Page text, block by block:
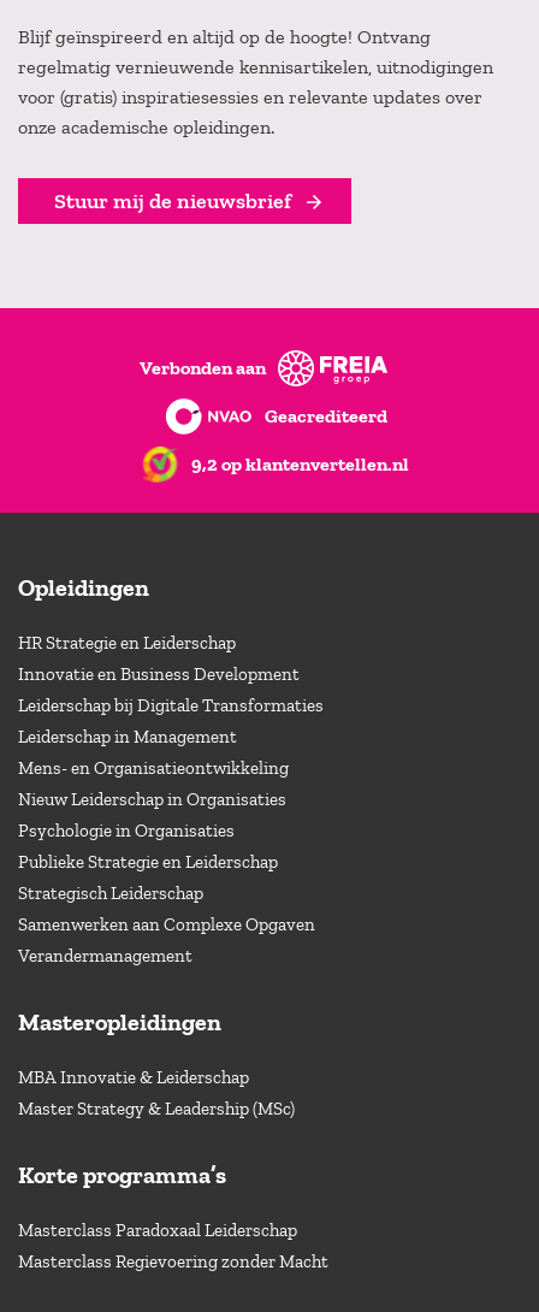
Blijf geïnspireerd en altijd op de hoogte! Ontvang
regelmatig vernieuwende kennisartikelen, uitnodigingen
voor (gratis) inspiratiesessies en relevante updates over
onze academische opleidingen.
Stuur mij de nieuwsbrief
Verbonden aan
Geacrediteerd
9,2 op klantenvertellen.nl
Opleidingen
HR Strategie en Leiderschap
Innovatie en Business Development
Leiderschap bij Digitale Transformaties
Leiderschap in Management
Mens- en Organisatieontwikkeling
Nieuw Leiderschap in Organisaties
Psychologie in Organisaties
Publieke Strategie en Leiderschap
Strategisch Leiderschap
Samenwerken aan Complexe Opgaven
Verandermanagement
Masteropleidingen
MBA Innovatie & Leiderschap
Master Strategy & Leadership (MSc)
Korte programma’s
Masterclass Paradoxaal Leiderschap
Masterclass Regievoering zonder Macht